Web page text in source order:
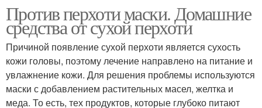
Маска для волос Домашняя маска
Маска против перхоти Маска от сухой перхоти
Против перхоти маски. Домашние
средства от сухой перхоти
Причиной появление сухой перхоти является сухость
кожи головы, поэтому лечение направлено на питание и
увлажнение кожи. Для решения проблемы используются
маски с добавлением растительных масел, желтка и
меда. То есть, тех продуктов, которые глубоко питают